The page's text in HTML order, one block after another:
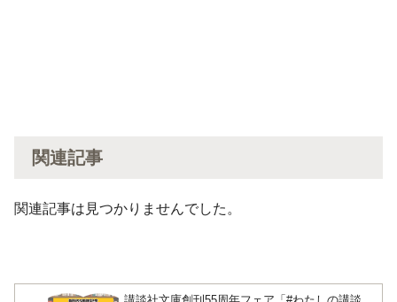
関連記事
関連記事は見つかりませんでした。